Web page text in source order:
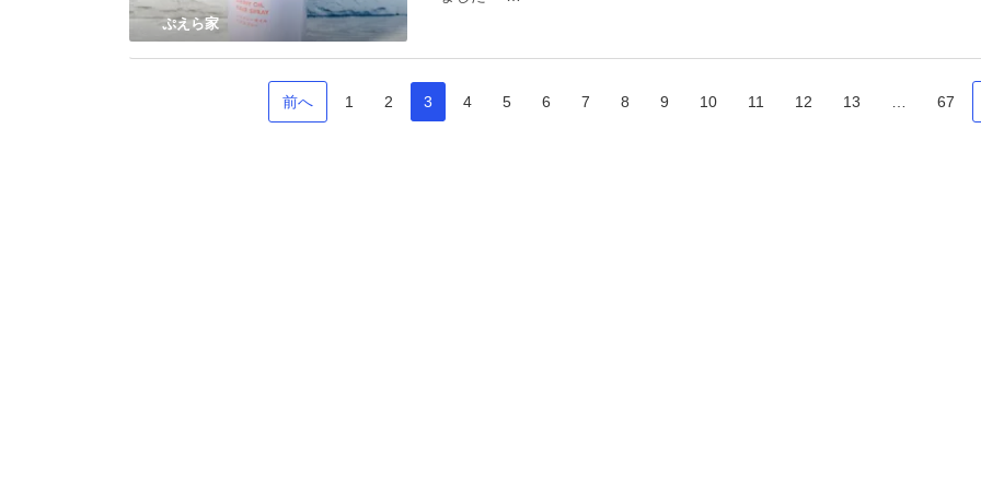
ぷえら家
前へ 1 2 3 4 5 6 7 8 9 10 11 12 13 67